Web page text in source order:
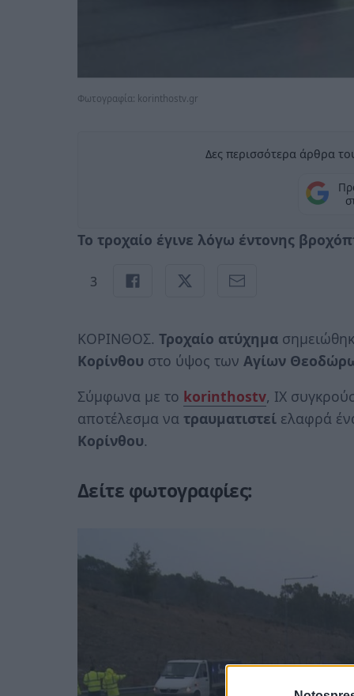
Φωτογραφία: korinthostv.gr
Δες περισσότερα άρθρα
Το τροχαίο έγινε λόγω έντονης
3
ΚΟΡΙΝΘΟΣ. Τροχαίο ατύχημα
Κορίνθου στο ύψος των Αγίων
Σύμφωνα με το korinthostv, ΙΧ
αποτέλεσμα να τραυματιστεί ελαφρά
Κορίνθου.
Δείτε φωτογραφίες: